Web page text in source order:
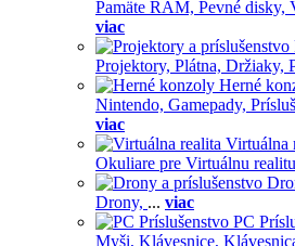
Pamäte RAM, Pevné disky,
viac
Projektory, Plátna, Držiaky,
Herné
Nintendo, Gamepady,
viac
Virtuálna
Okuliare pre Virtuálnu
Drony, ... viac
PC
Myši, Klávesnice,